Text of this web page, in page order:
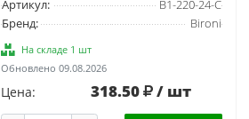
Артикул:
B1-220-24-C
Бренд:
Bironi
На складе 1 шт
Обновлено 09.08.2026
Цена: 318.50 / шт